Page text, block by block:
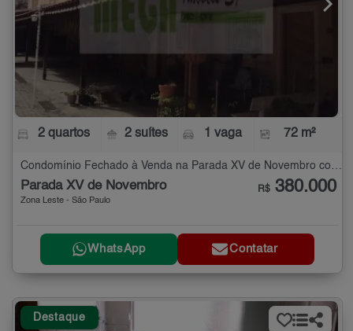
2 quartos 2 suítes 1 vaga 72 m²
Parada XV de Novembro
Zona Leste - São Paulo
R$ 380.000
WhatsApp Contatar
Destaque